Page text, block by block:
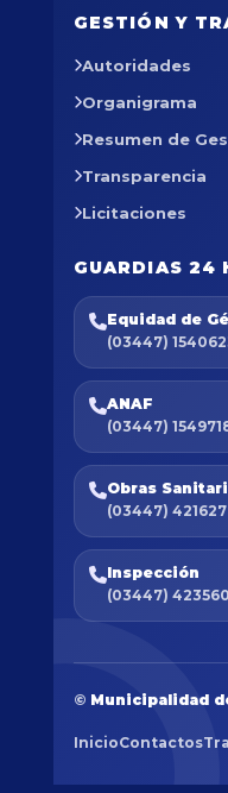
GESTIÓN Y
Autoridades
Organigrama
Resumen de
Transparencia
Licitaciones
GUARDIAS 24
Equidad de
(03447)
ANAF
(03447)
Obras
(03447) 421627
Inspección
(03447) 423560
© Municipalidad
InicioContactos